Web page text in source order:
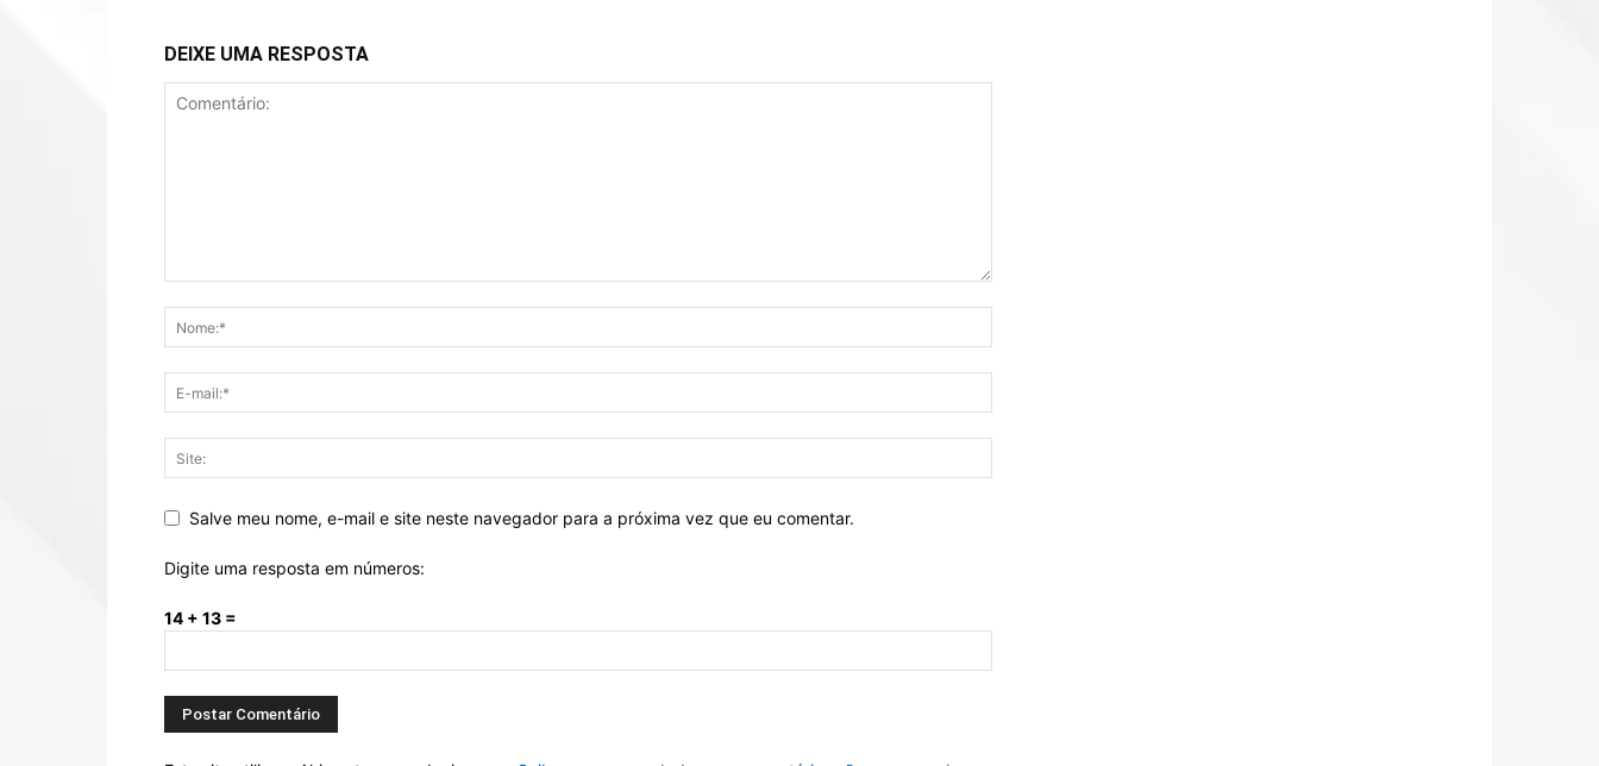
DEIXE UMA RESPOSTA
Salve meu nome, e-mail e site neste navegador para a próxima vez que eu comentar.
Digite uma resposta em números:
14 + 13 =